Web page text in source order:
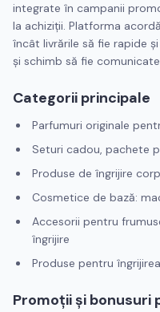
integrate în campanii
la achiziții. Platforma
încât livrările să fie rapide
și schimb să fie
Categorii principale
Parfumuri originale
Seturi cadou, pachete
Produse de îngrijire
Cosmetice de bază:
Accesorii pentru
îngrijire
Produse pentru
Promoții și bonusuri